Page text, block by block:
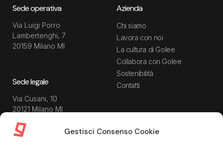
Gestisci Consenso Cookie
Sede operativa
Via Luigi Porro
Lambertenghi, 7
20159 Milano MI
Sede legale
Via Cusani, 10
20121 Milano MI
Azienda
Chi siamo
Lavora con noi
La cultura di Golee
Collabora con Golee
Sostenibilità
Contatti